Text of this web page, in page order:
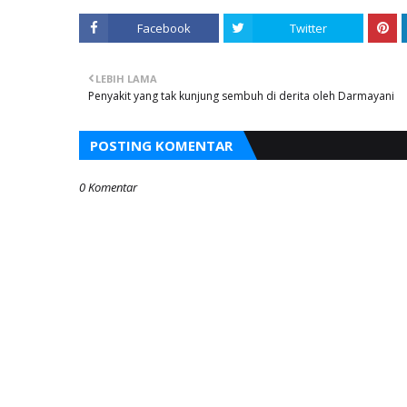
Facebook Twitter
LEBIH LAMA
Penyakit yang tak kunjung sembuh di derita oleh Darmayani
POSTING KOMENTAR
0 Komentar